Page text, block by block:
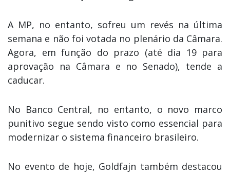
A MP, no entanto, sofreu um revés na última
semana e não foi votada no plenário da Câmara.
Agora, em função do prazo (até dia 19 para
aprovação na Câmara e no Senado), tende a
caducar.
No Banco Central, no entanto, o novo marco
punitivo segue sendo visto como essencial para
modernizar o sistema financeiro brasileiro.
No evento de hoje, Goldfajn também destacou